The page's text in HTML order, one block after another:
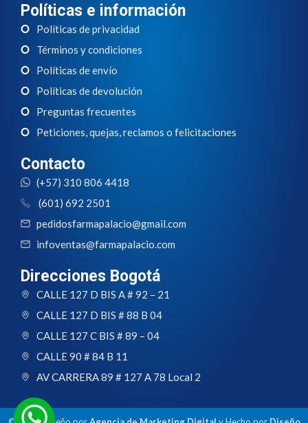
Políticas e información
Políticas de privacidad
Términos y condiciones
Políticas de envío
Políticas de devolución
Preguntas frecuentes
Peticiones, quejas, reclamos o felicitaciones
Contacto
(+57) 310 806 4418
(601) 692 2501
pedidosfarmapalacio@gmail.com
infoventas@farmapalacio.com
Direcciones Bogotá
CALLE 127 D BIS A # 92 – 21
CALLE 127 D BIS # 88 B 04
CALLE 127 C BIS # 89 – 04
CALLE 90 # 84 B 11
AV CARRERA 89 # 127 A 78 Local 2